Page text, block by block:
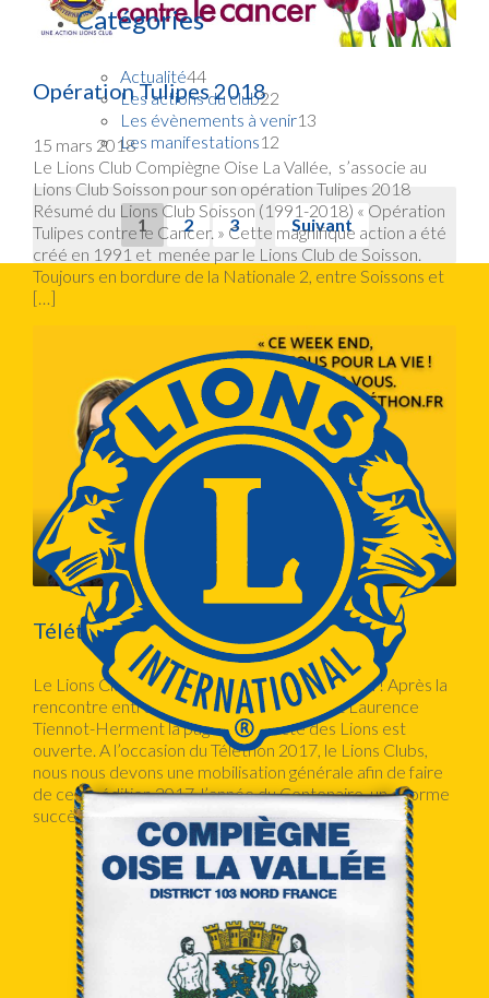
Opération Tulipes 2018
15 mars 2018
Le Lions Club Compiègne Oise La Vallée, s’associe au
Lions Club Soisson pour son opération Tulipes 2018
Résumé du Lions Club Soisson (1991-2018) « Opération
Tulipes contre le Cancer. » Cette magnifique action a été
créé en 1991 et menée par le Lions Club de Soisson.
Toujours en bordure de la Nationale 2, entre Soissons et
[…]
Téléthon 2017
Le Lions Clubs solidaire du Téléthon C’est parti ! Après la
rencontre entre le Président du Conseil et Laurence
Tiennot-Herment la page de collecte des Lions est
ouverte. A l’occasion du Téléthon 2017, le Lions Clubs,
nous nous devons une mobilisation générale afin de faire
de cette édition 2017, l’année du Centenaire, un énorme
succès. […]
Catégories
Actualité44
Les actions du club22
Les évènements à venir13
Les manifestations12
1 2 3 Suivant